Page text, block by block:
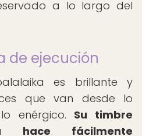
a lo largo del
de ejecución
es brillante y
que van desde lo
enérgico. Su timbre
hace fácilmente